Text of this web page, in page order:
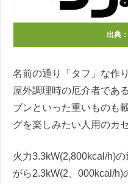
出典：
名前の通り「タフ」な作
屋外調理時の厄介者であ
ブンといった重いものも
グを楽しみたい人用のカ
火力3.3kW(2,800kcal/h)
がら2.3kW(2、000kcal/h)